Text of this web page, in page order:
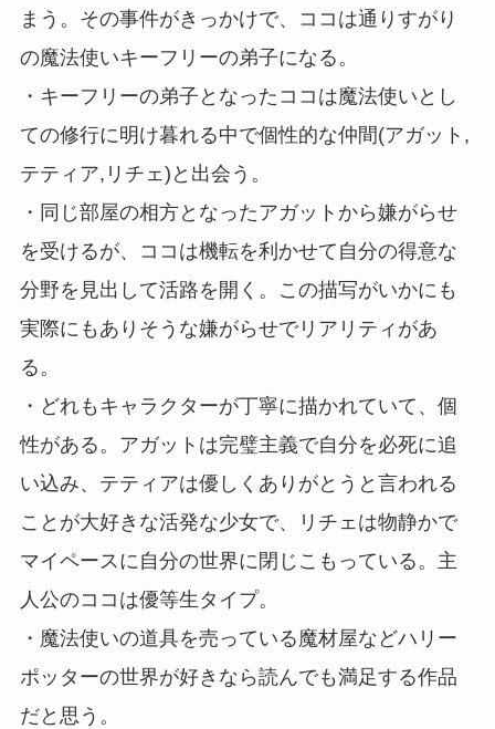
まう。その事件がきっかけで、ココは通りすがり
の魔法使いキーフリーの弟子になる。
・キーフリーの弟子となったココは魔法使いとし
ての修行に明け暮れる中で個性的な仲間(アガット,
テティア,リチェ)と出会う。
・同じ部屋の相方となったアガットから嫌がらせ
を受けるが、ココは機転を利かせて自分の得意な
分野を見出して活路を開く。この描写がいかにも
実際にもありそうな嫌がらせでリアリティがあ
る。
・どれもキャラクターが丁寧に描かれていて、個
性がある。アガットは完璧主義で自分を必死に追
い込み、テティアは優しくありがとうと言われる
ことが大好きな活発な少女で、リチェは物静かで
マイペースに自分の世界に閉じこもっている。主
人公のココは優等生タイプ。
・魔法使いの道具を売っている魔材屋などハリー
ポッターの世界が好きなら読んでも満足する作品
だと思う。